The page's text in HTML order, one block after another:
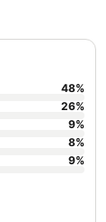
48%
26%
9%
8%
9%